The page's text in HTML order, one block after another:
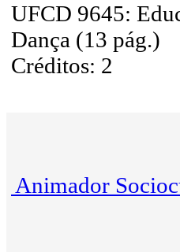
UFCD 9645:
Dança (13 pág.)
Créditos: 2
Animador